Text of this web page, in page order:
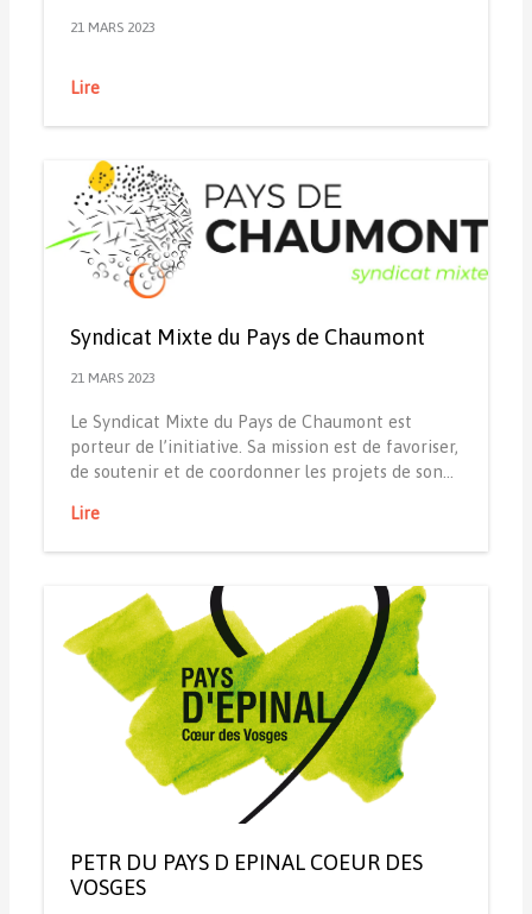
21 MARS 2023
Lire
Syndicat Mixte du Pays de Chaumont
21 MARS 2023
Le Syndicat Mixte du Pays de Chaumont est
porteur de l’initiative. Sa mission est de favoriser,
de soutenir et de coordonner les projets de son…
Lire
PETR DU PAYS D EPINAL COEUR DES
VOSGES